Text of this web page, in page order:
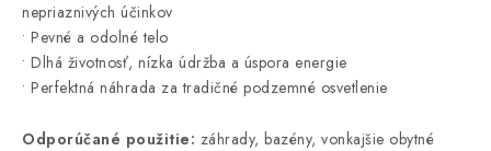
nepriaznivých účinkov
• Pevné a odolné telo
• Dlhá životnosť, nízka údržba a úspora energie
• Perfektná náhrada za tradičné podzemné osvetlenie
Odporúčané použitie: záhrady, bazény, vonkajšie obytné